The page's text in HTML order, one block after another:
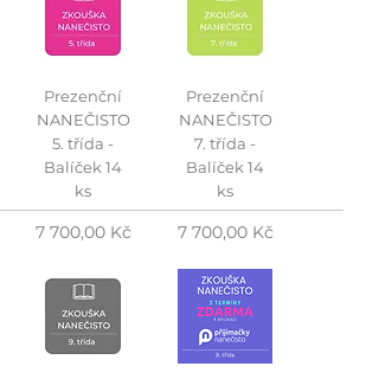
Prezenční
NANEČISTO
5. třída -
Balíček 14
ks
Cena
7 700,00 Kč
Prezenční
NANEČISTO
7. třída -
Balíček 14
ks
Cena
7 700,00 Kč